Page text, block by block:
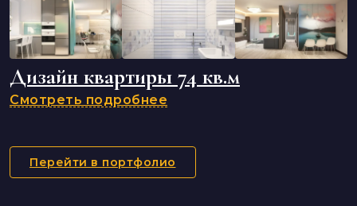
Дизайн квартиры 74 кв.м
Смотреть подробнее
Перейти в портфолио